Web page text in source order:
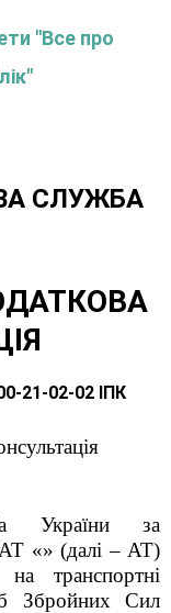
"Все про
СЛУЖБА
21-02-02 ІПК
України за
АТ «» (далі – АТ)
транспортні
Збройних Сил